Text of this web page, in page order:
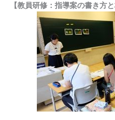
【教員研修：指導案の書き方